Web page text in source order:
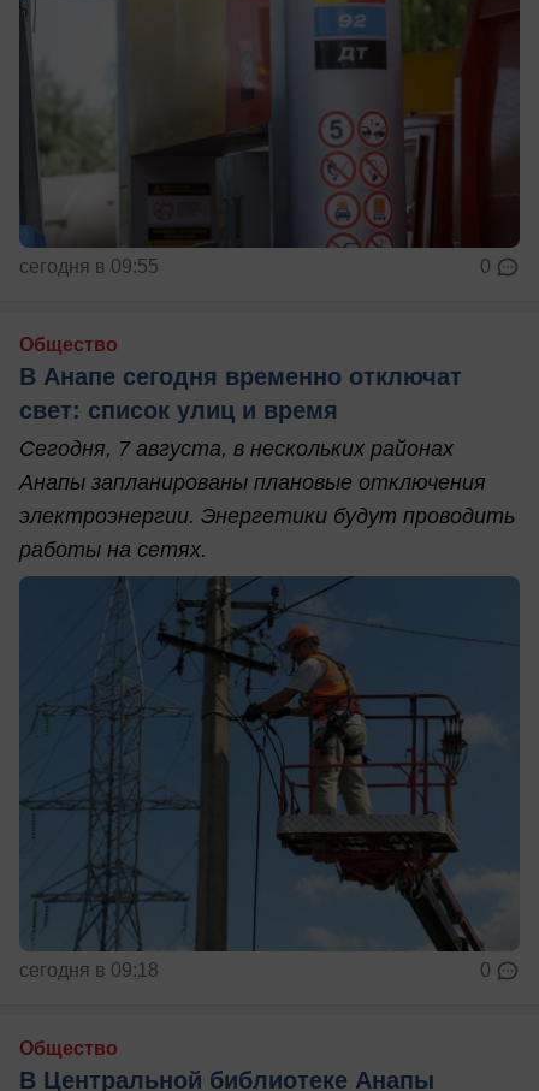
сегодня в 09:55 0
Общество
В Анапе сегодня временно отключат
свет: список улиц и время
Сегодня, 7 августа, в нескольких районах
Анапы запланированы плановые отключения
электроэнергии. Энергетики будут проводить
работы на сетях.
сегодня в 09:18 0
Общество
В Центральной библиотеке Анапы